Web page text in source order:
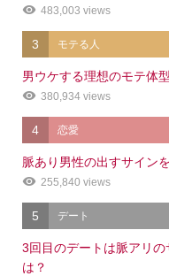
483,003 views
3 モテる人
男ウケする理想のモテ体
380,934 views
4 恋愛
脈あり男性の出すサイン
255,840 views
5 デート
3回目のデートは脈アリ
は？